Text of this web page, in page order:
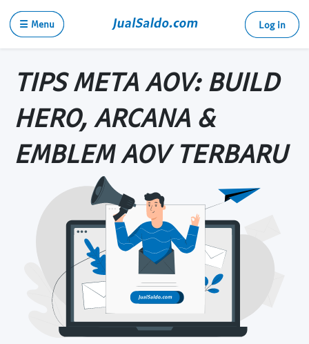
☰ Menu Log in
TIPS META AOV: BUILD
HERO, ARCANA &
EMBLEM AOV TERBARU